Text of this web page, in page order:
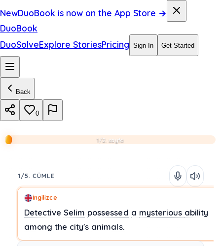
NewDuoBook is now on the App Store →
DuoBook
DuoSolveExplore StoriesPricing Sign In Get Started
Back
0
1/2. sayfa
1/5. CÜMLE
İngilizce
Detective Selim possessed a mysterious ability
among the city's animals.